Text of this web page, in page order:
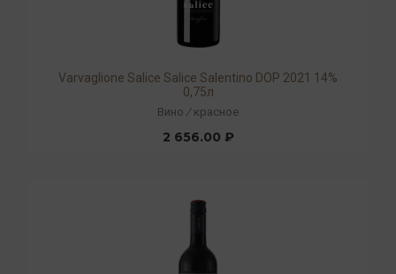
Varvaglione Salice Salice Salentino DOP 2021 14%
0,75л
Вино / красное
2 656.00 ₽